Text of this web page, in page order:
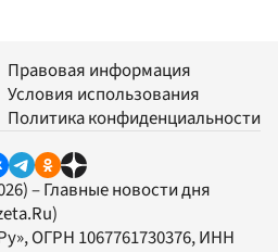
Правовая информация
Условия использования
Политика конфиденциальности
– Главные новости дня
, ОГРН 1067761730376, ИНН